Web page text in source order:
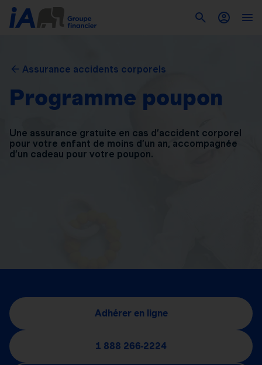
Assurance accidents corporels
Programme poupon
Une assurance gratuite en cas d’accident corporel
pour votre enfant de moins d’un an, accompagnée
d’un cadeau pour votre poupon.
Adhérer en ligne
1 888 266-2224